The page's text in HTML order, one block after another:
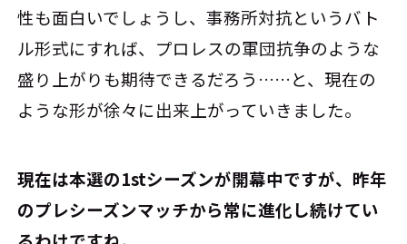
性も面白いでしょうし、事務所対抗というバト
ル形式にすれば、プロレスの軍団抗争のような
盛り上がりも期待できるだろう……と、現在の
ような形が徐々に出来上がっていきました。
――現在は本選の1stシーズンが開幕中ですが、昨年
のプレシーズンマッチから常に進化し続けてい